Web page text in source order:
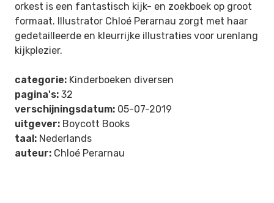
orkest is een fantastisch kijk- en zoekboek op groot
formaat. Illustrator Chloé Perarnau zorgt met haar
gedetailleerde en kleurrijke illustraties voor urenlang
kijkplezier.
categorie: Kinderboeken diversen
pagina's: 32
verschijningsdatum: 05-07-2019
uitgever: Boycott Books
taal: Nederlands
auteur: Chloé Perarnau